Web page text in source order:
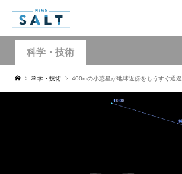
科学・技術
科学・技術 400mの小惑星が地球近傍をもうすぐ通過